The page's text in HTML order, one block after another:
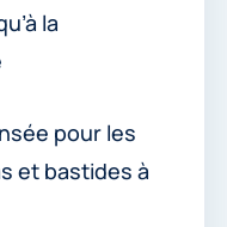
la
pour les
et bastides à